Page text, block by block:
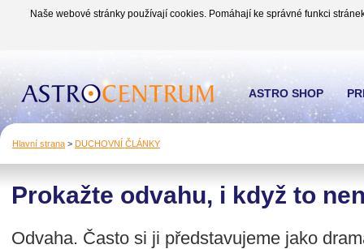
Naše webové stránky používají cookies. Pomáhají ke správné funkci
Hlavní strana > DUCHOVNÍ ČLÁNKY
Prokažte odvahu, i když to
Odvaha. Často si ji představujeme jako
ASTRO SHOP